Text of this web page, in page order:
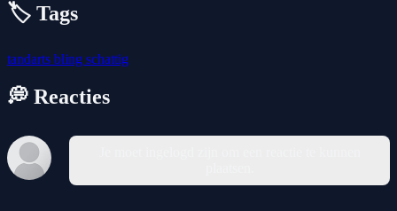
🏷️ Tags
tandarts bling schattig
💭 Reacties